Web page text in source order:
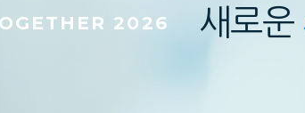
2026 새로운